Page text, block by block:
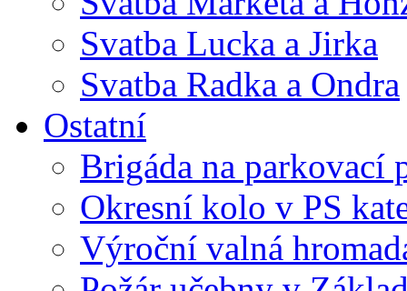
Svatba Lucka a Jirka
Svatba Radka a Ondra
Ostatní
Brigáda na parkovací
Okresní kolo v PS
Výroční valná